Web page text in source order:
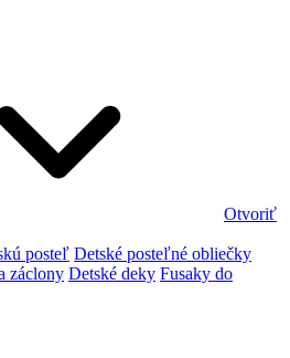
Otvoriť
posteľ Detské posteľné obliečky
záclony Detské deky Fusaky do